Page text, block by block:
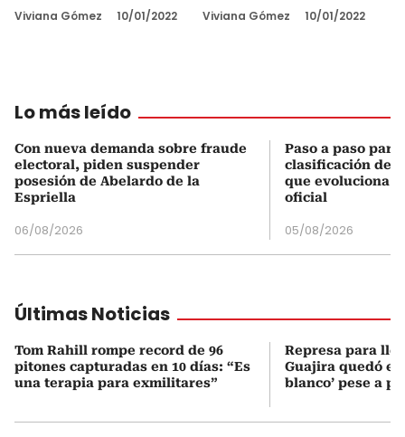
Viviana Gómez 10/01/2022 Viviana Gómez 10/01/2022
Lo más leído
Con nueva demanda sobre fraude
electoral, piden suspender
posesión de Abelardo de la
Espriella
06/08/2026
Paso a paso
clasificación del
que evoluciona
oficial
05/08/2026
Últimas Noticias
Tom Rahill rompe record de 96
pitones capturadas en 10 días: “Es
una terapia para exmilitares”
Represa para
Guajira quedó en
blanco’ pese a